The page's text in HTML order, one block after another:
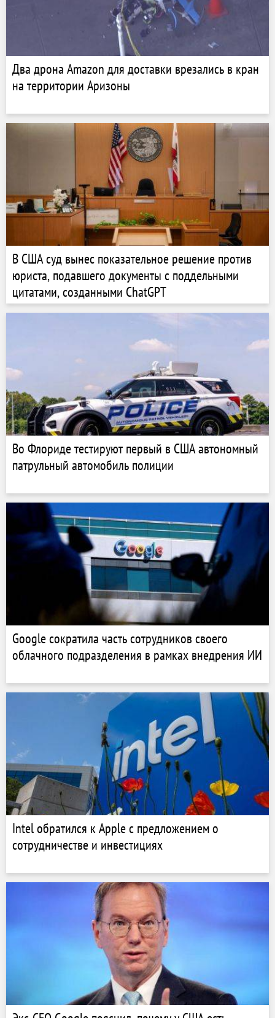
Два дрона Amazon для доставки врезались в кран
на территории Аризоны
В США суд вынес показательное решение против
юриста, подавшего документы с поддельными
цитатами, созданными ChatGPT
Во Флориде тестируют первый в США автономный
патрульный автомобиль полиции
Google сократила часть сотрудников своего
облачного подразделения в рамках внедрения ИИ
Intel обратился к Apple с предложением о
сотрудничестве и инвестициях